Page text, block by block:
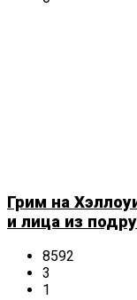
Грим на
и лица из
8592
3
1